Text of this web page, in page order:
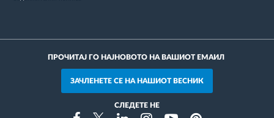
ПРОЧИТАЈ ГО НАЈНОВОТО НА ВАШИОТ ЕМАИЛ
ЗАЧЛЕНЕТЕ СЕ НА НАШИОТ ВЕСНИК
СЛЕДЕТЕ НЕ